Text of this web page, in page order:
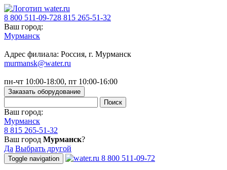
8 800 511-09-728 815 265-51-32
Ваш город:
Мурманск
Адрес филиала: Россия, г. Мурманск
murmansk@water.ru
пн-чт 10:00-18:00, пт 10:00-16:00
Заказать оборудование
Ваш город:
Мурманск
8 815 265-51-32
Ваш город Мурманск?
Да Выбрать другой
Toggle navigation 8 800 511-09-72